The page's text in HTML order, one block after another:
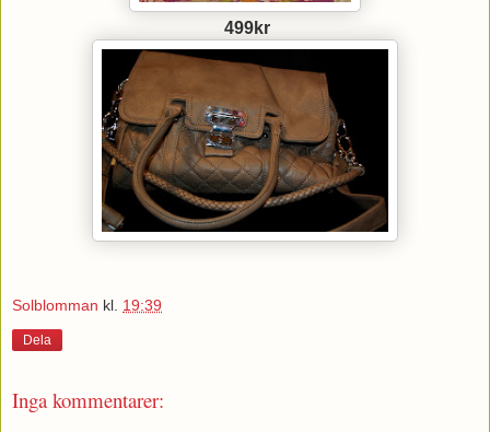
499kr
Solblomman kl. 19:39
Dela
Inga kommentarer: